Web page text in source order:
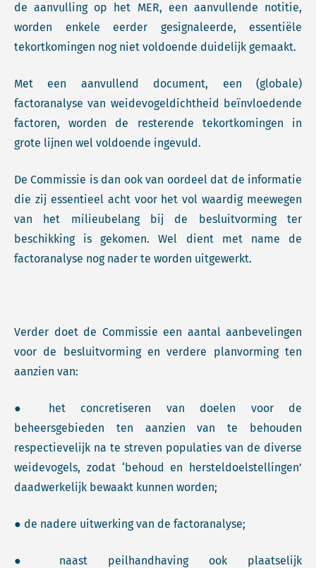
de aanvulling op het MER, een aanvullende notitie,
worden enkele eerder gesignaleerde, essentiële
tekortkomingen nog niet voldoende duidelijk gemaakt.
Met een aanvullend document, een (globale)
factoranalyse van weidevogeldichtheid beïnvloedende
factoren, worden de resterende tekortkomingen in
grote lijnen wel voldoende ingevuld.
De Commissie is dan ook van oordeel dat de informatie
die zij essentieel acht voor het vol waardig meewegen
van het milieubelang bij de besluitvorming ter
beschikking is gekomen. Wel dient met name de
factoranalyse nog nader te worden uitgewerkt.
Verder doet de Commissie een aantal aanbevelingen
voor de besluitvorming en verdere planvorming ten
aanzien van:
● het concretiseren van doelen voor de
beheersgebieden ten aanzien van te behouden
respectievelijk na te streven populaties van de diverse
weidevogels, zodat ‘behoud en hersteldoelstellingen’
daadwerkelijk bewaakt kunnen worden;
● de nadere uitwerking van de factoranalyse;
● naast peilhandhaving ook plaatselijk